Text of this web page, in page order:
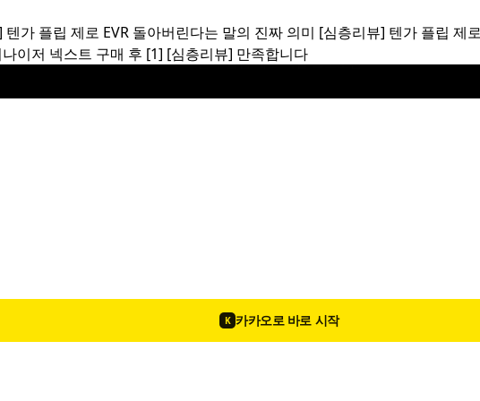
텐가 플립 제로 EVR 돌아버린다는 말의 진짜 의미 [심층리뷰] 텐가 플립 제
이저 넥스트 구매 후 [1] [심층리뷰] 만족합니다
K 카카오로 바로 시작